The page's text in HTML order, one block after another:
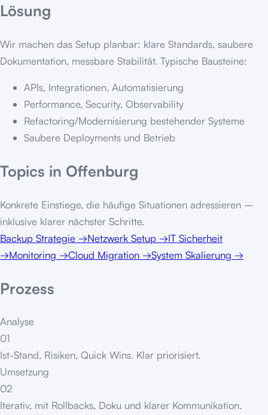
Lösung
Wir machen das Setup planbar: klare Standards, saubere
Dokumentation, messbare Stabilität. Typische Bausteine:
APIs, Integrationen, Automatisierung
Performance, Security, Observability
Refactoring/Modernisierung bestehender Systeme
Saubere Deployments und Betrieb
Topics in Offenburg
Konkrete Einstiege, die häufige Situationen adressieren –
inklusive klarer nächster Schritte.
Backup Strategie →Netzwerk Setup →IT Sicherheit
→Monitoring →Cloud Migration →System Skalierung →
Prozess
Analyse
01
Ist-Stand, Risiken, Quick Wins. Klar priorisiert.
Umsetzung
02
Iterativ, mit Rollbacks, Doku und klarer Kommunikation.